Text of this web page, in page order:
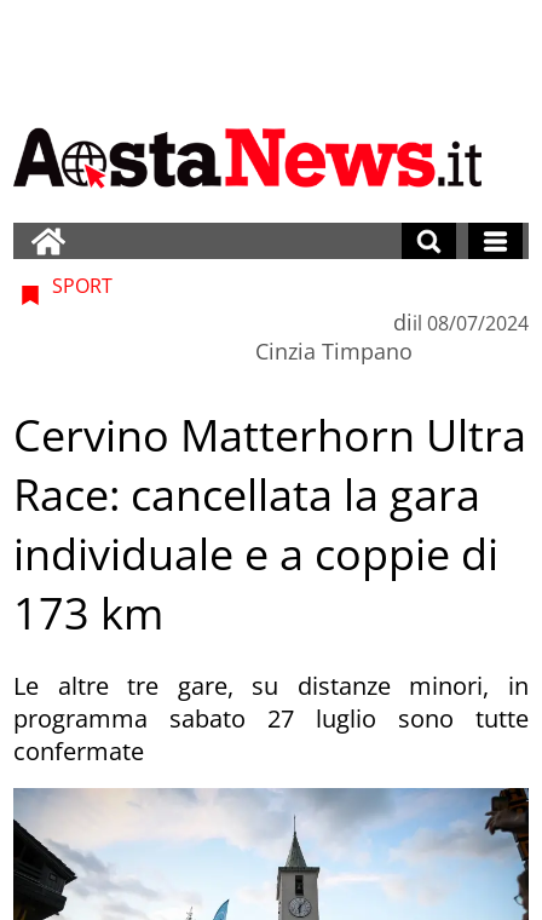
SPORT
di
Cinzia Timpano
il 08/07/2024
Cervino Matterhorn Ultra
Race: cancellata la gara
individuale e a coppie di
173 km
Le altre tre gare, su distanze minori, in
programma sabato 27 luglio sono tutte
confermate